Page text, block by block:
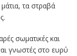
τα στραβά
σωματικές και
γνωστές στο ευρύ